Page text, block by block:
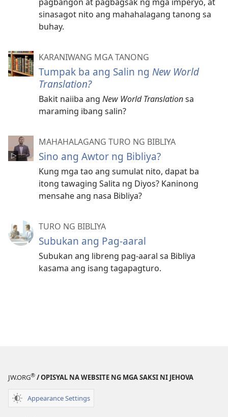
sinasagot nito ang mahahalagang tanong sa
buhay.
KARANIWANG MGA TANONG
Tumpak ba ang Salin ng New World
Translation?
Bakit naiiba ang New World Translationsa
maraming ibang salin?
MAHAHALAGANG TURO NG BIBLIYA
Sino ang Awtor ng Bibliya?
Kung mga tao ang sumulat nito, dapat ba
itong tawaging Salita ng Diyos? Kaninong
mensahe ang nasa Bibliya?
TURO NG BIBLIYA
Subukan ang Pag-aaral
Subukan ang libreng pag-aaral sa Bibliya
kasama ang isang tagapagturo.
JW.ORG® / OPISYAL NA WEBSITE NG MGA SAKSI NI JEHOVA
Appearance Settings